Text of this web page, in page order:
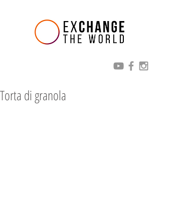
Torta di granola